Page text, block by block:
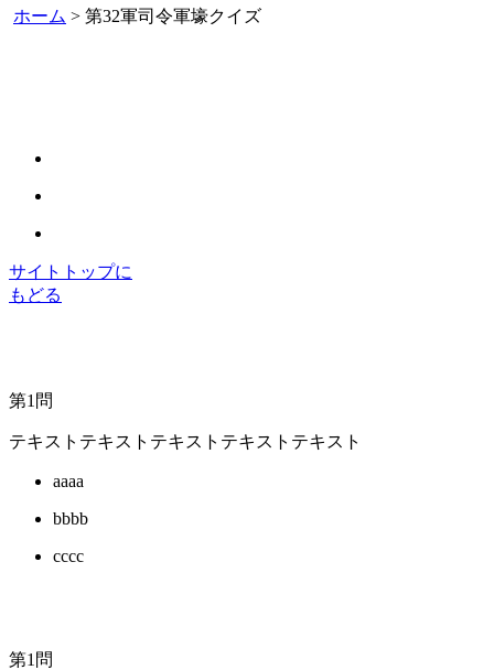
ホーム > 第32軍司令軍壕クイズ
サイトトップに
もどる
第1 問
テキストテキストテキストテキストテキスト
aaaa
bbbb
cccc
第1 問